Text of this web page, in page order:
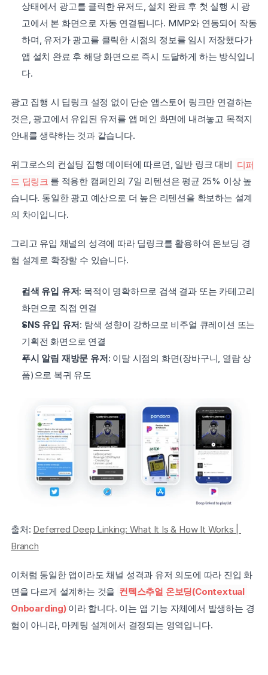
상태에서 광고를 클릭한 유저도, 설치 완료 후 첫 실행 시 광
고에서 본 화면으로 자동 연결됩니다. MMP와 연동되어 작동
하며, 유저가 광고를 클릭한 시점의 정보를 임시 저장했다가
앱 설치 완료 후 해당 화면으로 즉시 도달하게 하는 방식입니
다.
광고 집행 시 딥링크 설정 없이 단순 앱스토어 링크만 연결하는
것은, 광고에서 유입된 유저를 앱 메인 화면에 내려놓고 목적지
안내를 생략하는 것과 같습니다.
위그로스의 컨설팅 집행 데이터에 따르면, 일반 링크 대비 디퍼
드 딥링크 를 적용한 캠페인의 7일 리텐션은 평균 25% 이상 높
습니다. 동일한 광고 예산으로 더 높은 리텐션을 확보하는 설계
의 차이입니다.
그리고 유입 채널의 성격에 따라 딥링크를 활용하여 온보딩 경
험 설계로 확장할 수 있습니다.
검색 유입 유저: 목적이 명확하므로 검색 결과 또는 카테고리
화면으로 직접 연결
SNS 유입 유저: 탐색 성향이 강하므로 비주얼 큐레이션 또는
기획전 화면으로 연결
푸시 알림 재방문 유저: 이탈 시점의 화면(장바구니, 열람 상
품)으로 복귀 유도
출처: Deferred Deep Linking: What It Is & How It Works |
Branch
이처럼 동일한 앱이라도 채널 성격과 유저 의도에 따라 진입 화
면을 다르게 설계하는 것을 컨텍스추얼 온보딩(Contextual
Onboarding) 이라 합니다. 이는 앱 기능 자체에서 발생하는 경
험이 아니라, 마케팅 설계에서 결정되는 영역입니다.